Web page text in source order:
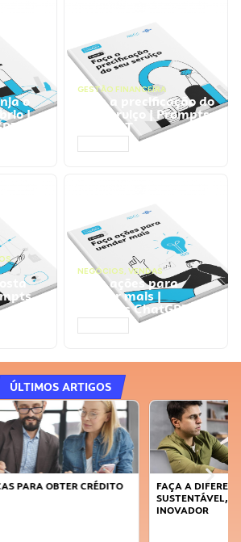
o
|
GESTÃO FINANCEIRA
Faça a precificação do
seu serviço | Prompts
ChatGPT
NEGÓCIOS, VENDAS
Faça ações para
vender mais |
Prompts ChatGPT
ÚLTIMOS ARTIGOS
FAÇA A DIFERENÇA: SEJA
SUSTENTÁVEL, SEJA